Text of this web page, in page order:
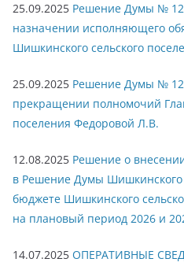
25.09.2025 Решение Думы №
назначении исполняющего
Шишкинского сельского
25.09.2025 Решение Думы №
прекращении полномочий
поселения Федоровой Л.В.
12.08.2025 Решение о
в Решение Думы Шишкинского
бюджете Шишкинского
на плановый период 2026 и
14.07.2025 ОПЕРАТИВНЫЕ